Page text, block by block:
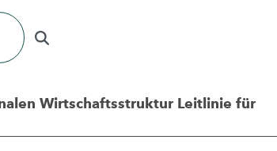
Wirtschaftsstruktur Leitlinie für